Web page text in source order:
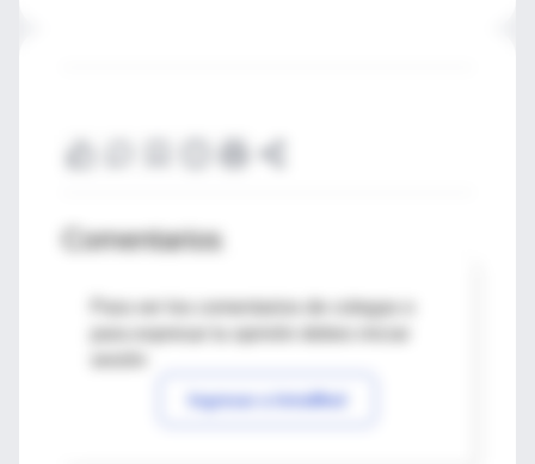
Comentarios
Para ver los comentarios de colegas o
Ingresar a IntraMed